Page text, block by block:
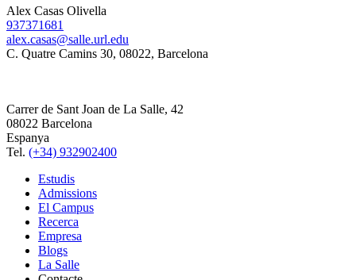
Alex Casas Olivella
937371681
alex.casas@salle.url.edu
C. Quatre Camins 30, 08022, Barcelona
Carrer de Sant Joan de La Salle, 42
08022 Barcelona
Espanya
Tel. (+34) 932902400
Estudis
Admissions
El Campus
Recerca
Empresa
Blogs
La Salle